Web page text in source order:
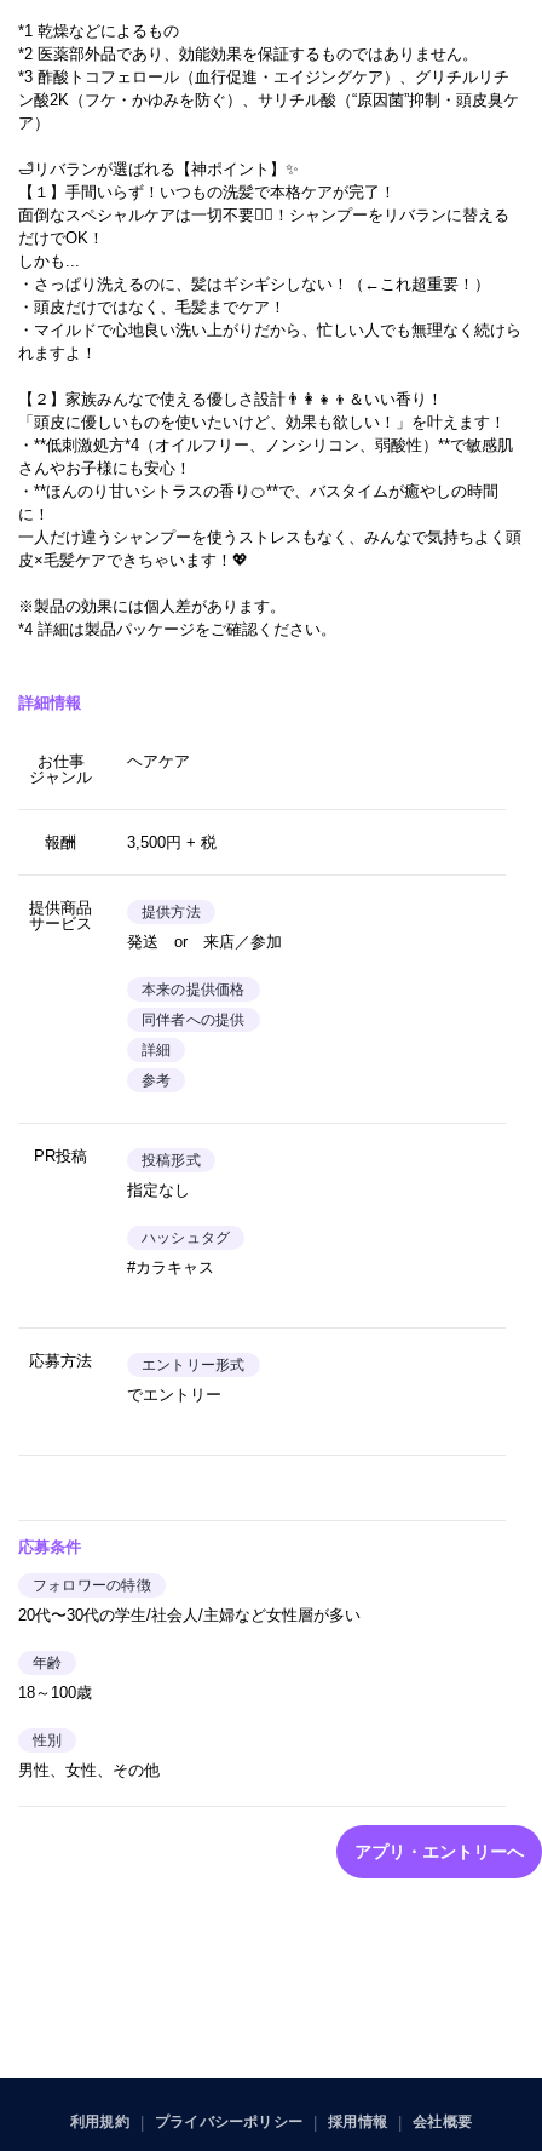
*1 乾燥などによるもの
*2 医薬部外品であり、効能効果を保証するものではありません。
*3 酢酸トコフェロール（血行促進・エイジングケア）、グリチルリチ
ン酸2K（フケ・かゆみを防ぐ）、サリチル酸（“原因菌”抑制・頭皮臭ケ
ア）
🛁リバランが選ばれる【神ポイント】✨
【１】手間いらず！いつもの洗髪で本格ケアが完了！
面倒なスペシャルケアは一切不要🙅‍♀️！シャンプーをリバランに替える
だけでOK！
しかも...
・さっぱり洗えるのに、髪はギシギシしない！（←これ超重要！）
・頭皮だけではなく、毛髪までケア！
・マイルドで心地良い洗い上がりだから、忙しい人でも無理なく続けら
れますよ！
【２】家族みんなで使える優しさ設計👨‍👩‍👧‍👦＆いい香り！
「頭皮に優しいものを使いたいけど、効果も欲しい！」を叶えます！
・**低刺激処方*4（オイルフリー、ノンシリコン、弱酸性）**で敏感肌
さんやお子様にも安心！
・**ほんのり甘いシトラスの香り🍊**で、バスタイムが癒やしの時間
に！
一人だけ違うシャンプーを使うストレスもなく、みんなで気持ちよく頭
皮×毛髪ケアできちゃいます！💖
※製品の効果には個人差があります。
*4 詳細は製品パッケージをご確認ください。
詳細情報
お仕事
ジャンル
ヘアケア
報酬 3,500円 + 税
提供商品
サービス
提供方法
発送 or 来店／参加
本来の提供価格
同伴者への提供
詳細
参考
PR投稿 投稿形式
指定なし
ハッシュタグ
#カラキャス
応募方法 エントリー形式
でエントリー
応募条件
フォロワーの特徴
20代〜30代の学生/社会人/主婦など女性層が多い
年齢
18～100歳
性別
男性、女性、その他
アプリ・エントリーへ
利用規約 プライバシーポリシー 採用情報 会社概要